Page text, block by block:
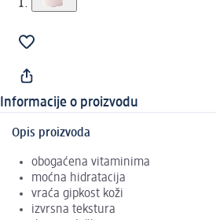
Informacije o proizvodu
Opis proizvoda
obogaćena vitaminima
moćna hidratacija
vraća gipkost koži
izvrsna tekstura